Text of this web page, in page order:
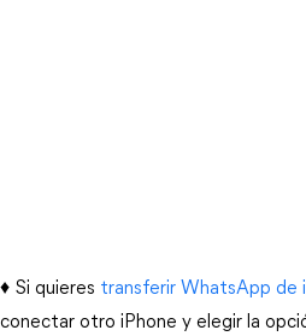
♦ Si quieres transferir WhatsApp de
conectar otro iPhone y elegir la